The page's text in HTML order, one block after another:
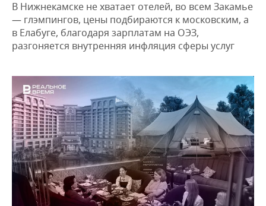
ВУЗЫ ТАТАРСТАНА
КОМУ ПРИНАДЛЕЖАТ
БАНКИ
БЮДЖЕТ
ИНВЕСТИЦИИ
ПРОМЫШЛЕННОСТИ
АГРОПРОМ
НЕФТЕХИМИЯ
НЕФТЬ
ОПК
ЭНЕРГЕТИКА
НОВОСТИ НЕДВИЖИМОСТИ
АВТО
НОВОСТИ АВТО
БИЗНЕС
НОВОСТИ БИЗНЕСА
РОЗНИЧНАЯ ТОРГОВЛЯ
ТРАНСПОРТ
УСЛУГИ
ТЕХНОЛОГИИ
НОВОСТИ ТЕХНОЛОГИЙ
IT
МЕДИА
ТЕЛЕКОММУНИКАЦИИ
МЕРОПРИЯТИЯ
НОВОСТИ МЕРОПРИЯТИЙ
ВЫЕЗДНАЯ РЕДАКЦИЯ
БИЗНЕС-БРАНЧИ
СПОРТ
НОВОСТИ СПОРТА
ФУТБОЛ
ОБЩЕСТВО
НОВОСТИ ОБЩЕСТВА
ФОТОГАЛЕРЕЯ
В Нижнекамске не хватает отелей, во всем Закамье
— глэмпингов, цены подбираются к московским, а
в Елабуге, благодаря зарплатам на ОЭЗ,
разгоняется внутренняя инфляция сферы услуг